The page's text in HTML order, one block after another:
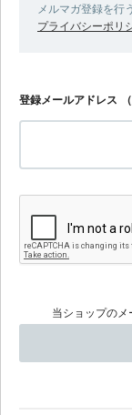
メルマガ登録を行
プライバシーポリ
登録メールアドレス
当ショップの